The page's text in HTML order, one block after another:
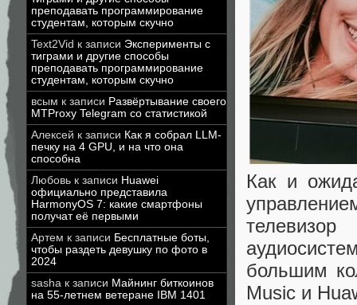
преподавать программирование
студентам, которым скучно
Text2Vid к записи Эксперименты с
тиграми и другие способы
преподавать программирование
студентам, которым скучно
всым к записи Развёртывание своего
MTProxy Telegram со статистикой
Алексей к записи Как я собрал LLM-
печку на 4 GPU, и на что она
способна
Любовь к записи Huawei
официально представила
HarmonyOS 7: какие смартфоны
получат её первыми
Артем к записи Бесплатные боты,
чтобы раздеть девушку по фото в
2024
sasha к записи Майнинг биткоинов
на 55-летнем ветеране IBM 1401
Как и
большим
Music и